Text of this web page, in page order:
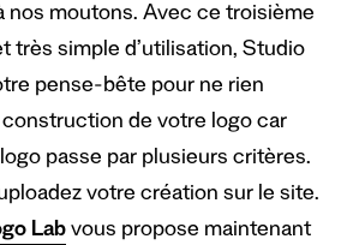
nos moutons. Avec ce troisième
très simple d’utilisation, Studio
pense-bête pour ne rien
de votre logo car
passe par plusieurs critères.
votre création sur le site.
Lab vous propose maintenant